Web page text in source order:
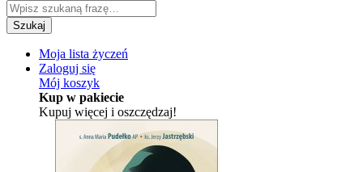
Szukaj
Moja lista życzeń
Zaloguj się
Mój koszyk
Kup w pakiecie
Kupuj więcej i oszczędzaj!